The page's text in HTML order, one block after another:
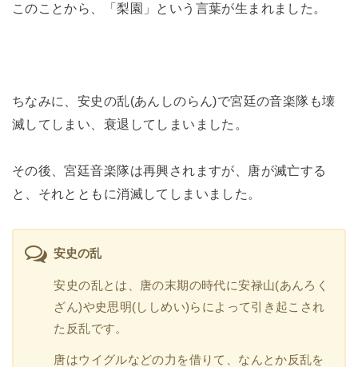
このことから、「梨園」という言葉が生まれました。
ちなみに、安史の乱(あんしのらん)で宮廷の音楽隊も壊
滅してしまい、衰退してしまいました。
その後、宮廷音楽隊は再興されますが、唐が滅亡する
と、それとともに消滅してしまいました。
安史の乱
安史の乱とは、唐の末期の時代に安禄山(あんろく
ざん)や史思明(ししめい)らによって引き起こされ
た反乱です。
唐はウイグルなどの力を借りて、なんとか反乱を